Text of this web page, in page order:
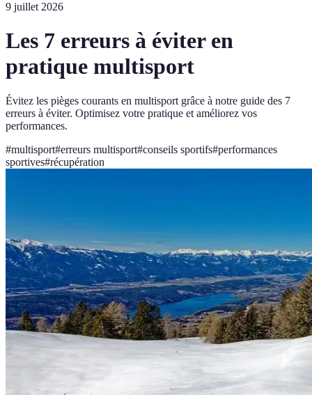
9 juillet 2026
Les 7 erreurs à éviter en
pratique multisport
Évitez les pièges courants en multisport grâce à notre guide des 7
erreurs à éviter. Optimisez votre pratique et améliorez vos
performances.
#multisport#erreurs multisport#conseils sportifs#performances
sportives#récupération